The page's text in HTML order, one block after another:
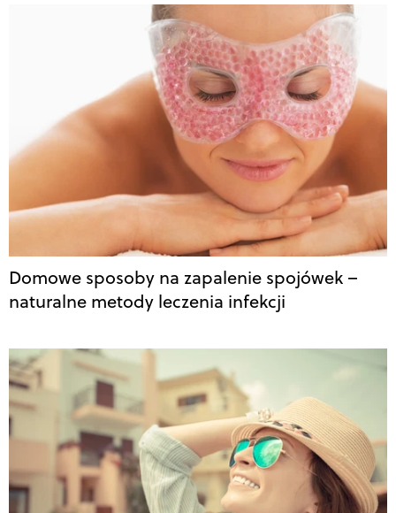
Domowe sposoby na zapalenie spojówek –
naturalne metody leczenia infekcji